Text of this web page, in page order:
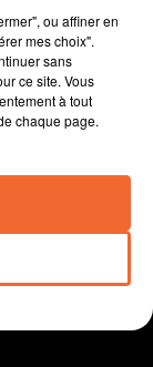
3 min 11 sec
ou affiner en
mes choix".
sans
ce site. Vous
à tout
chaque page.